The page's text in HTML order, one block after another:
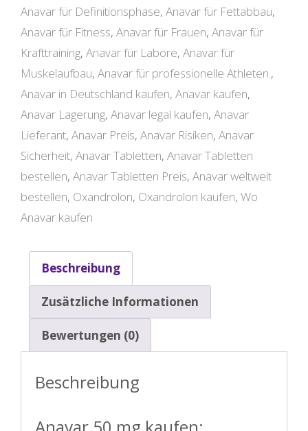
Anavar für Definitionsphase, Anavar für Fettabbau,
Anavar für Fitness, Anavar für Frauen, Anavar für
Krafttraining, Anavar für Labore, Anavar für
Muskelaufbau, Anavar für professionelle Athleten.,
Anavar in Deutschland kaufen, Anavar kaufen,
Anavar Lagerung, Anavar legal kaufen, Anavar
Lieferant, Anavar Preis, Anavar Risiken, Anavar
Sicherheit, Anavar Tabletten, Anavar Tabletten
bestellen, Anavar Tabletten Preis, Anavar weltweit
bestellen, Oxandrolon, Oxandrolon kaufen, Wo
Anavar kaufen
Beschreibung
Zusätzliche Informationen
Bewertungen (0)
Beschreibung